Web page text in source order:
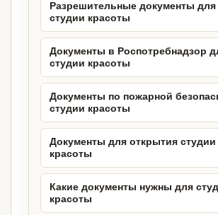
Разрешительные документы для
студии красоты
Документы в Роспотребнадзор
студии красоты
Документы по пожарной
студии красоты
Документы для открытия студии
красоты
Какие документы нужны для
красоты